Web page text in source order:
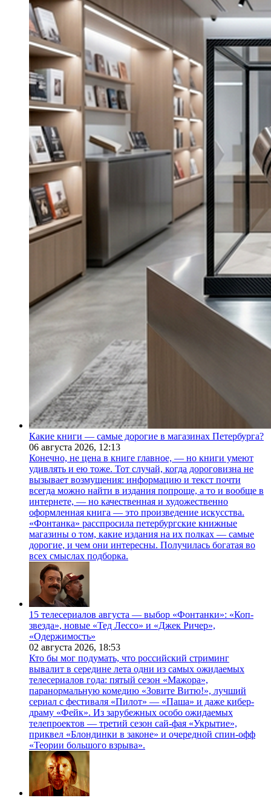
Какие книги — самые дорогие в магазинах Петербурга?
06 августа 2026, 12:13
Конечно, не цена в книге главное, — но книги умеют
удивлять и ею тоже. Тот случай, когда дороговизна не
вызывает возмущения: информацию и текст почти
всегда можно найти в издания попроще, а то и вообще в
интернете, — но качественная и художественно
оформленная книга — это произведение искусства.
«Фонтанка» расспросила петербургские книжные
магазины о том, какие издания на их полках — самые
дорогие, и чем они интересны. Получилась богатая во
всех смыслах подборка.
15 телесериалов августа — выбор «Фонтанки»: «Коп-
звезда», новые «Тед Лессо» и «Джек Ричер»,
«Одержимость»
02 августа 2026, 18:53
Кто бы мог подумать, что российский стриминг
вывалит в середине лета одни из самых ожидаемых
телесериалов года: пятый сезон «Мажора»,
паранормальную комедию «Зовите Витю!», лучший
сериал с фестиваля «Пилот» — «Паша» и даже кибер-
драму «Фейк». Из зарубежных особо ожидаемых
телепроектов — третий сезон сай-фая «Укрытие»,
приквел «Блондинки в законе» и очередной спин-офф
«Теории большого взрыва».